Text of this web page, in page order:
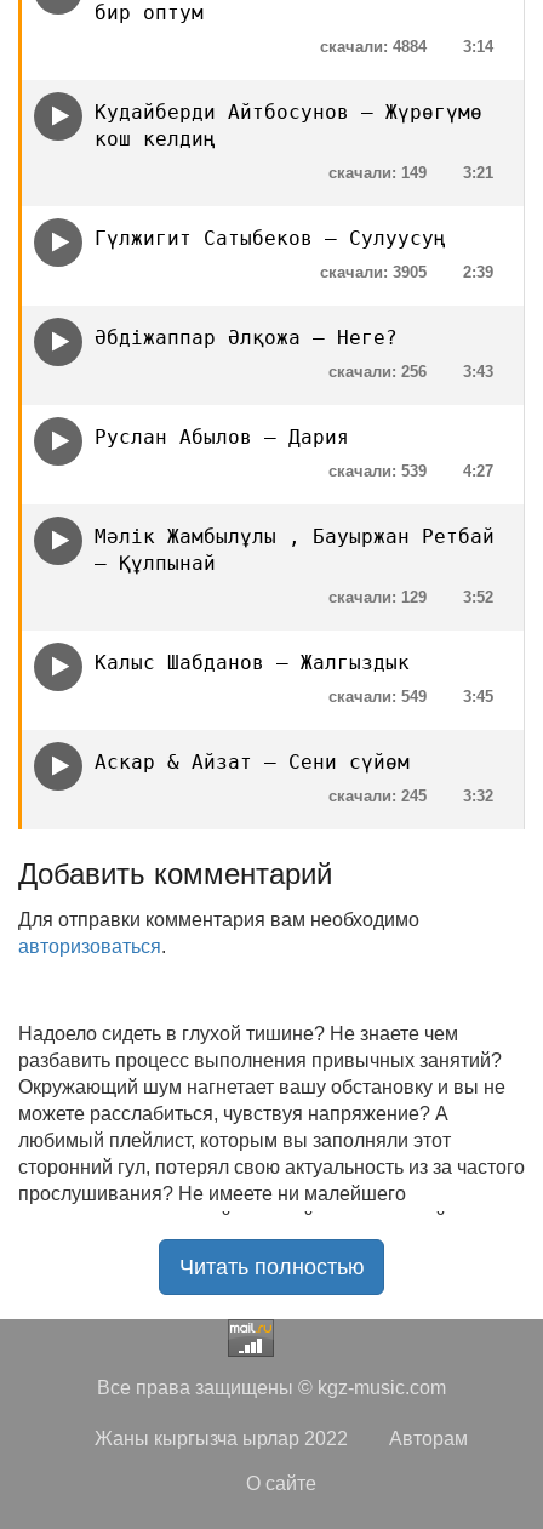
бир оптум
3:14
скачали: 4884
Кудайберди Айтбосунов — Жүрɵгүмɵ
кош келдиң
3:21
скачали: 149
Гүлжигит Сатыбеков — Сулуусуң
2:39
скачали: 3905
Әбдіжаппар Әлқожа — Неге?
3:43
скачали: 256
Руслан Абылов — Дария
4:27
скачали: 539
Мәлік Жамбылұлы , Бауыржан Ретбай
— Құлпынай
3:52
скачали: 129
Калыс Шабданов — Жалгыздык
3:45
скачали: 549
Аскар & Айзат — Сени сүйөм
3:32
скачали: 245
Добавить комментарий
Для отправки комментария вам необходимо
авторизоваться.
Надоело сидеть в глухой тишине? Не знаете чем
разбавить процесс выполнения привычных занятий?
Окружающий шум нагнетает вашу обстановку и вы не
можете расслабиться, чувствуя напряжение? А
любимый плейлист, которым вы заполняли этот
сторонний гул, потерял свою актуальность из за частого
прослушивания? Не имеете ни малейшего
представления, где найти новый качественный контент
на замену старому? В таком случае вы обратились по
радостью приветствует своих старых и новых
чудесную подборку самых лучших песен всех времён
старых и новых треков, самые востребованные и
популярные композиции отечественных и зарубежных
Читать полностью
Все права защищены © kgz-music.com
Жаны кыргызча ырлар 2022 Авторам
О сайте